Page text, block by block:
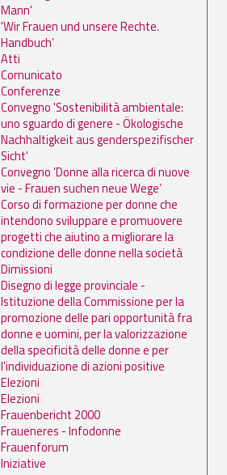
Mann'
'Wir Frauen und unsere Rechte.
Handbuch’
Atti
Comunicato
Conferenze
Convegno 'Sostenibilità ambientale:
uno sguardo di genere - Ökologische
Nachhaltigkeit aus genderspezifischer
Sicht'
Convegno ’Donne alla ricerca di nuove
vie - Frauen suchen neue Wege’
Corso di formazione per donne che
intendono sviluppare e promuovere
progetti che aiutino a migliorare la
condizione delle donne nella società
Dimissioni
Disegno di legge provinciale -
Istituzione della Commissione per la
promozione delle pari opportunità fra
donne e uomini, per la valorizzazione
della specificità delle donne e per
l'individuazione di azioni positive
Elezioni
Elezioni
Frauenbericht 2000
Fraueneres - Infodonne
Frauenforum
Iniziative